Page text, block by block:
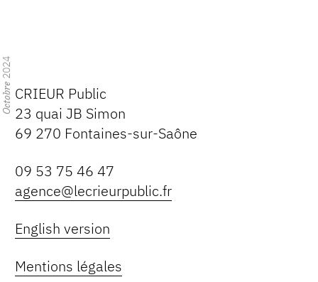
Octobre
2024
CRIEUR Public
23 quai JB Simon
69 270 Fontaines-sur-Saône
09 53 75 46 47
agence@lecrieurpublic.fr
English version
Mentions légales